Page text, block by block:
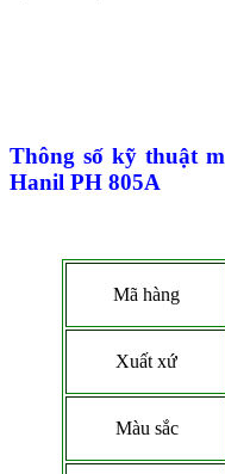
Thông số kỹ thuật
Hanil PH 805A
Mã hàng
Xuất xứ
Màu sắc